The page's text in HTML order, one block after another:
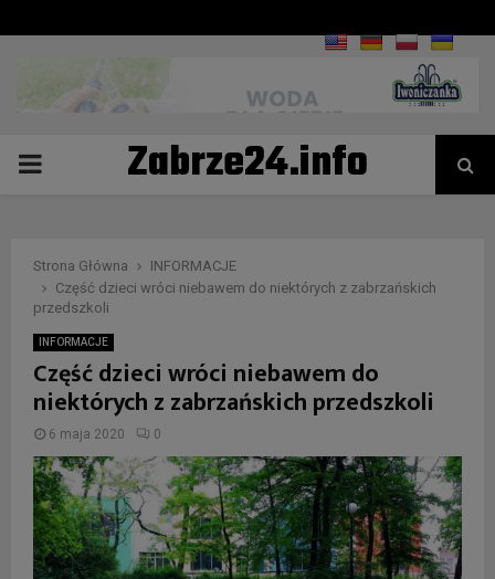
PRIMARYZabrze24.info
Strona Główna
INFORMACJE
Część dzieci wróci niebawem do niektórych z zabrzańskich
przedszkoli
INFORMACJE
Część dzieci wróci niebawem do
niektórych z zabrzańskich przedszkoli
6 maja 2020 0